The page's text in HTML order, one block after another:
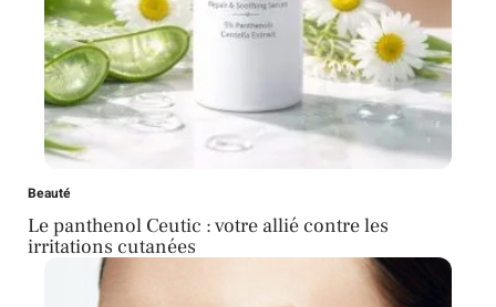
Beauté
Le panthenol Ceutic : votre allié contre les
irritations cutanées